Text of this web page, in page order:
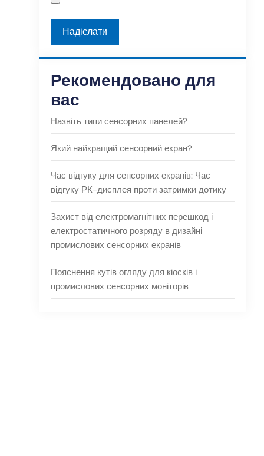
Рекомендовано для
вас
Назвіть типи сенсорних панелей?
Який найкращий сенсорний екран?
Час відгуку для сенсорних екранів: Час
відгуку РК-дисплея проти затримки дотику
Захист від електромагнітних перешкод і
електростатичного розряду в дизайні
промислових сенсорних екранів
Пояснення кутів огляду для кіосків і
промислових сенсорних моніторів